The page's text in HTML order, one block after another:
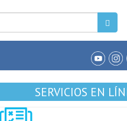
SERVICIOS EN